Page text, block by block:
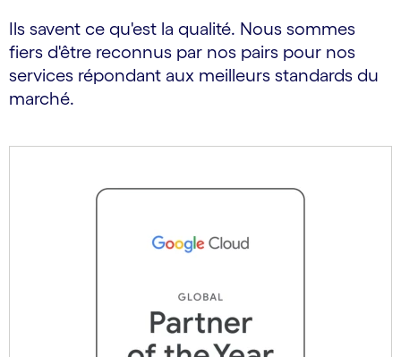
Ils savent ce qu'est la qualité. Nous sommes
fiers d'être reconnus par nos pairs pour nos
services répondant aux meilleurs standards du
marché.